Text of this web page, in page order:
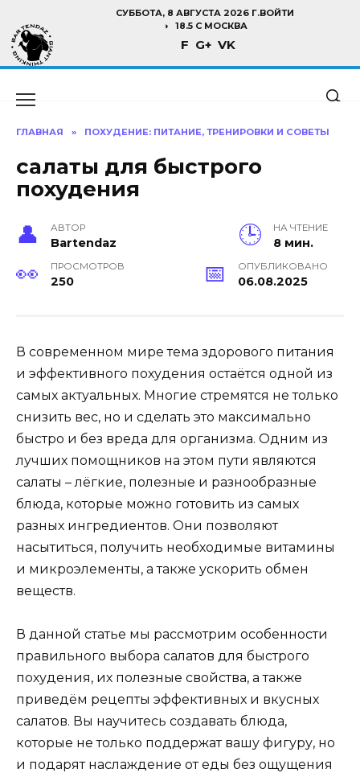
содержанию
СУББОТА, 8 АВГУСТА 2026 Г.ВОЙТИ
18.5 C МОСКВА
F G+ VK
ГЛАВНАЯ » ПОХУДЕНИЕ: ПИТАНИЕ, ТРЕНИРОВКИ И СОВЕТЫ
салаты для быстрого
похудения
АВТОР
Bartendaz
НА ЧТЕНИЕ
8 мин.
ПРОСМОТРОВ
250
ОПУБЛИКОВАНО
06.08.2025
В современном мире тема здорового питания
и эффективного похудения остаётся одной из
самых актуальных. Многие стремятся не только
снизить вес, но и сделать это максимально
быстро и без вреда для организма. Одним из
лучших помощников на этом пути являются
салаты – лёгкие, полезные и разнообразные
блюда, которые можно готовить из самых
разных ингредиентов. Они позволяют
насытиться, получить необходимые витамины
и микроэлементы, а также ускорить обмен
веществ.
В данной статье мы рассмотрим особенности
правильного выбора салатов для быстрого
похудения, их полезные свойства, а также
приведём рецепты эффективных и вкусных
салатов. Вы научитесь создавать блюда,
которые не только поддержат вашу фигуру, но
и подарят наслаждение от еды без ощущения